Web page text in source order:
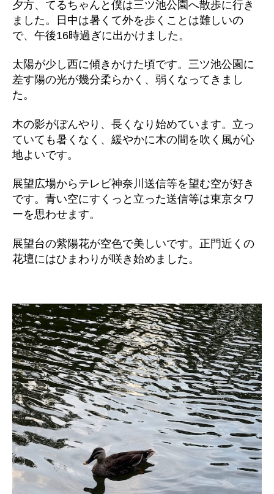
夕方、てるちゃんと僕は三ツ池公園へ散歩に行き
ました。日中は暑くて外を歩くことは難しいの
で、午後16時過ぎに出かけました。
太陽が少し西に傾きかけた頃です。三ツ池公園に
差す陽の光が幾分柔らかく、弱くなってきまし
た。
木の影がぼんやり、長くなり始めています。立っ
ていても暑くなく、緩やかに木の間を吹く風が心
地よいです。
展望広場からテレビ神奈川送信等を望む空が好き
です。青い空にすくっと立った送信等は東京タワ
ーを思わせます。
展望台の紫陽花が空色で美しいです。正門近くの
花壇にはひまわりが咲き始めました。